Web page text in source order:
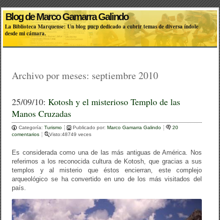
Blog de Marco Gamarra Galindo
La Biblioteca Marquense: Un blog pucp dedicado a cubrir temas de diversa índole
desde mi cámara.
Archivo por meses: septiembre 2010
25/09/10:Kotosh y el misterioso Templo de las
Manos Cruzadas
Categoría:Turismo Publicado por:Marco Gamarra Galindo
20
comentarios
Visto:48749 veces
Es considerada como una de las más antiguas de América. Nos
referimos a los reconocida cultura de Kotosh, que gracias a sus
templos y al misterio que éstos encierran, este complejo
arqueológico se ha convertido en uno de los más visitados del
país.